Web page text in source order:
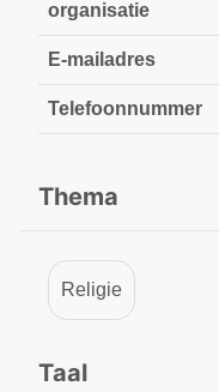
organisatie
E-mailadres
Telefoonnummer
Thema
Religie
Taal